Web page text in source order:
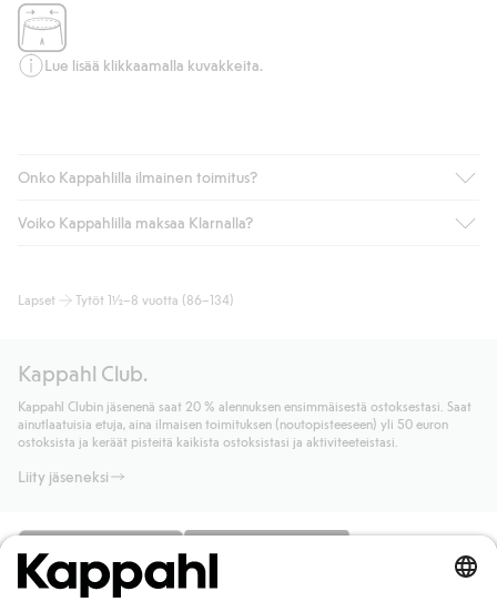
Lue lisää klikkaamalla kuvakkeita.
Onko Kappahlilla ilmainen toimitus?
Jos olet Kappahl Clubin jäsen, saat aina ilmaisen toimituksen
kotiinkuljetusta). Toimituskulut poistuvat automaattisesti, kun
noutopisteeseen tai pakettiautomaattiin ja PostNordin
kotiinkuljetuksella 6,99 €, riippumatta ostosummasta.
Lue lisää
Voiko Kappahlilla maksaa Klarnalla?
maksutavat, kuten laskun, sekä muita maksuvaihtoehtoja.
Lisätietoja Klarnan maksuehdoista
Lue lisää
Lapset Tytöt 1½–8 vuotta (86–134)
Kappahl Club.
Kappahl Clubin jäsenenä saat 20 % alennuksen ensimmäisestä ostoksestasi. Saat
ainutlaatuisia etuja, aina ilmaisen toimituksen (noutopisteeseen) yli 50 euron
ostoksista ja keräät pisteitä kaikista ostoksistasi ja aktiviteeteistasi.
Liity jäseneksi